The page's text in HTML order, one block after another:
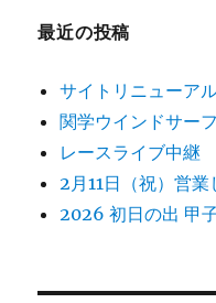
最近の投稿
サイトリニューア
関学ウインドサー
レースライブ中継
2月11日（祝）営業
2026 初日の出 甲